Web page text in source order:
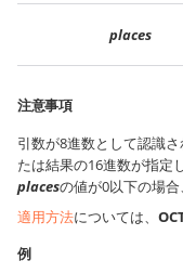
places
注意事項
引数が8進数として認識
たは結果の16進数が指定
placesの値が0以下の場
適用方法については、
例